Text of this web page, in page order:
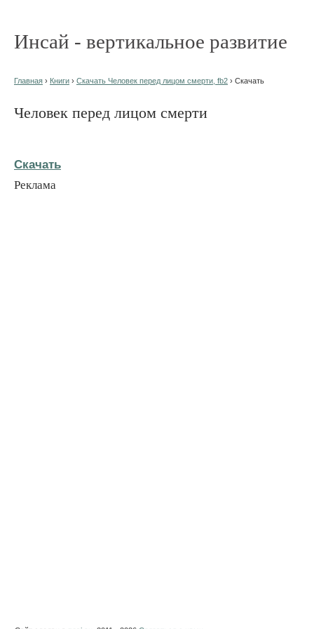
Инсай - вертикальное развитие
Главная › Книги › Скачать Человек перед лицом смерти, fb2 › Скачать
Человек перед лицом смерти
Скачать
Реклама